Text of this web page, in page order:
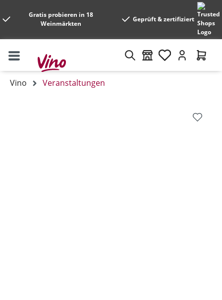
Gratis probieren in 18
Weinmärkten
Geprüft & zertifiziert
Vino Veranstaltungen